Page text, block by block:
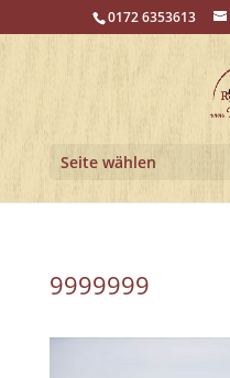
0172 6353613
Seite wählen
9999999